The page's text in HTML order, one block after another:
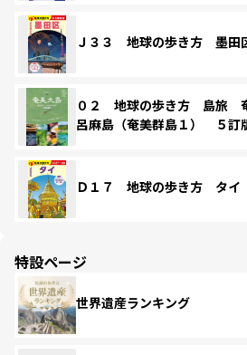
Ｊ３３ 地球の歩き方 墨田
０２ 地球の歩き方 島旅
呂麻島（奄美群島１） ５訂
Ｄ１７ 地球の歩き方 タイ
特設ページ
世界遺産ランキング